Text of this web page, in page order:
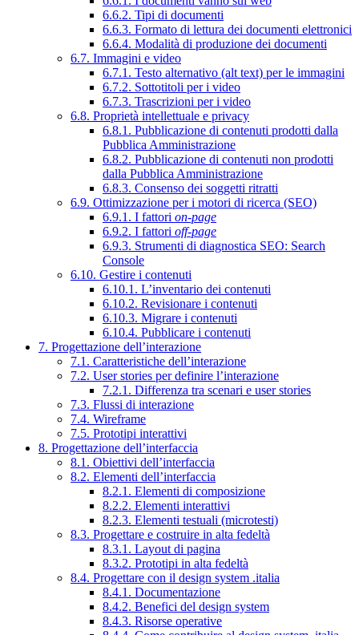
6.6.2. Tipi di documenti
6.6.3. Formato di lettura dei documenti elettronici
6.6.4. Modalità di produzione dei documenti
6.7. Immagini e video
6.7.1. Testo alternativo (alt text) per le immagini
6.7.2. Sottotitoli per i video
6.7.3. Trascrizioni per i video
6.8. Proprietà intellettuale e privacy
6.8.1. Pubblicazione di contenuti prodotti dalla
Pubblica Amministrazione
6.8.2. Pubblicazione di contenuti non prodotti
dalla Pubblica Amministrazione
6.8.3. Consenso dei soggetti ritratti
6.9. Ottimizzazione per i motori di ricerca (SEO)
6.9.1. I fattori on-page
6.9.2. I fattori off-page
6.9.3. Strumenti di diagnostica SEO: Search
Console
6.10. Gestire i contenuti
6.10.1. L’inventario dei contenuti
6.10.2. Revisionare i contenuti
6.10.3. Migrare i contenuti
6.10.4. Pubblicare i contenuti
7. Progettazione dell’interazione
7.1. Caratteristiche dell’interazione
7.2. User stories per definire l’interazione
7.2.1. Differenza tra scenari e user stories
7.3. Flussi di interazione
7.4. Wireframe
7.5. Prototipi interattivi
8. Progettazione dell’interfaccia
8.1. Obiettivi dell’interfaccia
8.2. Elementi dell’interfaccia
8.2.1. Elementi di composizione
8.2.2. Elementi interattivi
8.2.3. Elementi testuali (microtesti)
8.3. Progettare e costruire in alta fedeltà
8.3.1. Layout di pagina
8.3.2. Prototipi in alta fedeltà
8.4. Progettare con il design system .italia
8.4.1. Documentazione
8.4.2. Benefici del design system
8.4.3. Risorse operative